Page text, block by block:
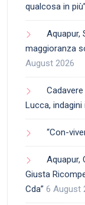
qualcosa in
Aquapur,
maggioranza
August 2026
Lucca,
“Con-
Aquapur,
Giusta
Cda” 6 August